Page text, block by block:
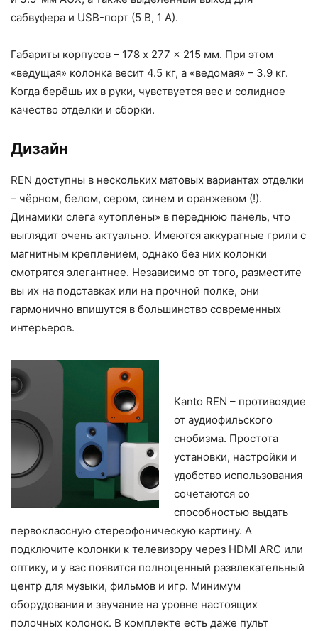
сабвуфера и USB-порт (5 В, 1 А).
Габариты корпусов – 178 x 277 x 215 мм. При этом
«ведущая» колонка весит 4.5 кг, а «ведомая» – 3.9 кг.
Когда берёшь их в руки, чувствуется вес и солидное
качество отделки и сборки.
Дизайн
REN доступны в нескольких матовых вариантах отделки
– чёрном, белом, сером, синем и оранжевом (!).
Динамики слега «утоплены» в переднюю панель, что
выглядит очень актуально. Имеются аккуратные грили с
магнитным креплением, однако без них колонки
смотрятся элегантнее. Независимо от того, разместите
вы их на подставках или на прочной полке, они
гармонично впишутся в большинство современных
интерьеров.
Kanto REN – противоядие
от аудиофильского
снобизма. Простота
установки, настройки и
удобство использования
сочетаются со
способностью выдать
первоклассную стереофоническую картину. А
подключите колонки к телевизору через HDMI ARC или
оптику, и у вас появится полноценный развлекательный
центр для музыки, фильмов и игр. Минимум
оборудования и звучание на уровне настоящих
полочных колонок. В комплекте есть даже пульт